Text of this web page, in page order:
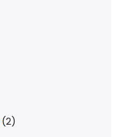
(2)